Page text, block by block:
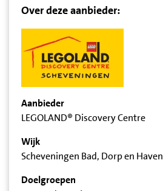
Over deze aanbieder:
Aanbieder
LEGOLAND® Discovery Centre
Wijk
Scheveningen Bad, Dorp en Haven
Doelgroepen